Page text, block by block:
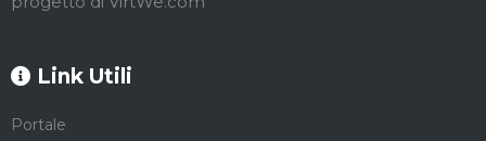
Link Utili
Portale